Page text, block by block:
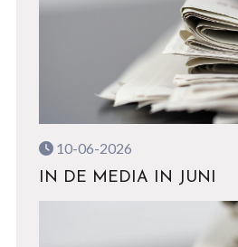
10-06-2026
IN DE MEDIA IN JUNI